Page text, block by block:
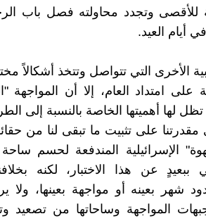
للأقصى وتجدد محاولته فصل باب
أيام العيد.
الأخرى التي تتواصل وتتخذ أشكالاً
على امتداد العام، إلا أن المواجهة
لها أهميتها الخاصة بالنسبة إلى
مقدرتنا على تثبيت ما تبقى لنا من
الإسرائيلية المندفعة لحسم ساحة
ببعيدٍ عن هذا الاختبار، لكنه
شهر بعينه أو مواجهة بعينها، ولا
المواجهة وساحاتها من تصعيد